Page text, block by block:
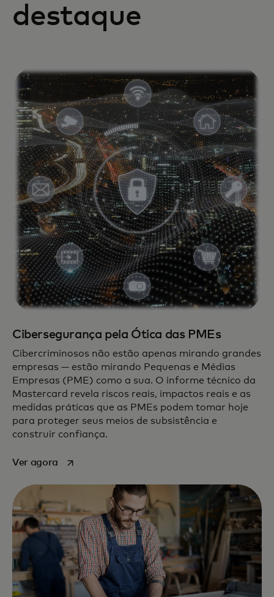
destaque
Cibersegurança pela Ótica das PMEs
Cibercriminosos não estão apenas mirando grandes
empresas — estão mirando Pequenas e Médias
Empresas (PME) como a sua. O informe técnico da
Mastercard revela riscos reais, impactos reais e as
medidas práticas que as PMEs podem tomar hoje
para proteger seus meios de subsistência e
construir confiança.
Ver agora abre em uma nova guia